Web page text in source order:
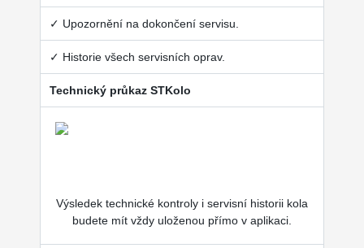
✓ Upozornění na dokončení servisu.
✓ Historie všech servisních oprav.
Technický průkaz STKolo
Výsledek technické kontroly i servisní historii kola
budete mít vždy uloženou přímo v aplikaci.